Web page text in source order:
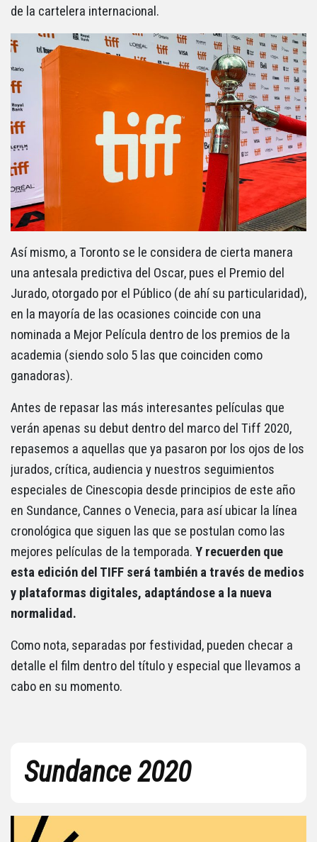
de la cartelera internacional.
Así mismo, a Toronto se le considera de cierta manera
una antesala predictiva del Oscar, pues el Premio del
Jurado, otorgado por el Público (de ahí su particularidad),
en la mayoría de las ocasiones coincide con una
nominada a Mejor Película dentro de los premios de la
academia (siendo solo 5 las que coinciden como
ganadoras).
Antes de repasar las más interesantes películas que
verán apenas su debut dentro del marco del Tiff 2020,
repasemos a aquellas que ya pasaron por los ojos de los
jurados, crítica, audiencia y nuestros seguimientos
especiales de Cinescopia desde principios de este año
en Sundance, Cannes o Venecia, para así ubicar la línea
cronológica que siguen las que se postulan como las
mejores películas de la temporada. Y recuerden que
esta edición del TIFF será también a través de medios
y plataformas digitales, adaptándose a la nueva
normalidad.
Como nota, separadas por festividad, pueden checar a
detalle el film dentro del título y especial que llevamos a
cabo en su momento.
Sundance 2020